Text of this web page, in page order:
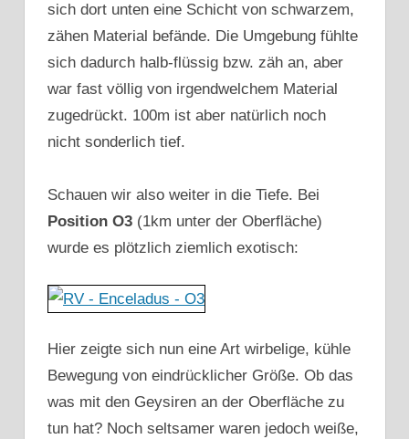
sich dort unten eine Schicht von schwarzem,
zähen Material befände. Die Umgebung fühlte
sich dadurch halb-flüssig bzw. zäh an, aber
war fast völlig von irgendwelchem Material
zugedrückt. 100m ist aber natürlich noch
nicht sonderlich tief.
Schauen wir also weiter in die Tiefe. Bei
Position O3 (1km unter der Oberfläche)
wurde es plötzlich ziemlich exotisch:
Hier zeigte sich nun eine Art wirbelige, kühle
Bewegung von eindrücklicher Größe. Ob das
was mit den Geysiren an der Oberfläche zu
tun hat? Noch seltsamer waren jedoch weiße,